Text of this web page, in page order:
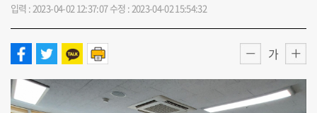
입력 : 2023-04-02 12:37:07수정 : 2023-04-02 15:54:32
가